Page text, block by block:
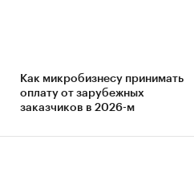
Как микробизнесу принимать
оплату от зарубежных
заказчиков в 2026-м